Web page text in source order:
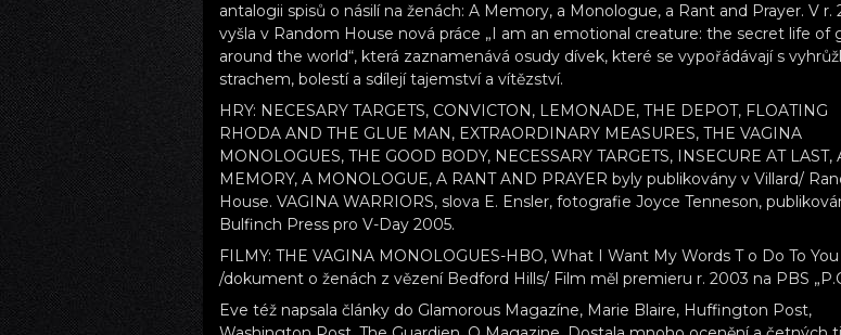
antalogii spisů o násilí na ženách: A Memory, a Monologue, a Rant and Prayer. V r.
vyšla v Random House nová práce „I am an emotional creature: the secret life of
around the world“, která zaznamenává osudy dívek, které se vypořádávají s
strachem, bolestí a sdílejí tajemství a vítězství.
HRY: NECESARY TARGETS, CONVICTON, LEMONADE, THE DEPOT, FLOATING
RHODA AND THE GLUE MAN, EXTRAORDINARY MEASURES, THE VAGINA
MONOLOGUES, THE GOOD BODY, NECESSARY TARGETS, INSECURE AT LAST,
MEMORY, A MONOLOGUE, A RANT AND PRAYER byly publikovány v Villard/
House. VAGINA WARRIORS, slova E. Ensler, fotografie Joyce Tenneson,
Bulfinch Press pro V-Day 2005.
FILMY: THE VAGINA MONOLOGUES-HBO, What I Want My Words T o Do To You
/dokument o ženách z vězení Bedford Hills/ Film měl premieru r. 2003 na PBS
Eve též napsala články do Glamorous Magazíne, Marie Blaire, Huffington Post,